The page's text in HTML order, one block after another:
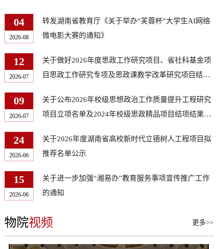
04
2026-08
转发湖南省教育厅《关于举办“芙蓉杯”大学生AI网络
微电影大赛的通知》
12
2026-07
关于做好2026年度思政工作研究项目、省社科基金项
目思政工作研究专项及思政课教学改革研究项目结项
09
2026-07
关于公布2026年校级思想政治工作质量提升工程研究
项目立项名单及2024年校级思政精品项目结项结果的
24
2026-06
关于2026年度湖南省高校新时代立德树人工程项目拟
推荐名单公示
15
2026-06
关于进一步加强“湘易办”教育服务事项宣传推广工作
的通知
物院视频 更多>>